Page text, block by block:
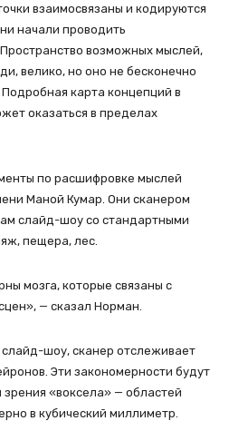
взаимосвязаны и кодируются
начали проводить
возможных мыслей,
велико, но оно не бесконечно
карта концепций в
оказаться в пределах
по расшифровке мыслей
Маной Кумар. Они сканером
слайд-шоу со стандартными
пещера, лес.
мозга, которые связаны с
— сказал Норман.
шоу, сканер отслеживает
Эти закономерности будут
«воксела» — областей
в кубический миллиметр.